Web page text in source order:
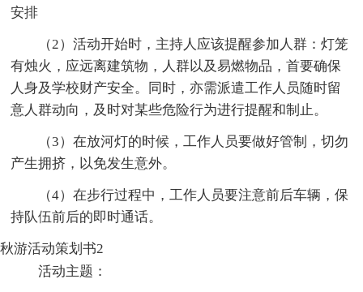
安排
（2）活动开始时，主持人应该提醒参加人群：灯笼
有烛火，应远离建筑物，人群以及易燃物品，首要确保
人身及学校财产安全。同时，亦需派遣工作人员随时留
意人群动向，及时对某些危险行为进行提醒和制止。
（3）在放河灯的时候，工作人员要做好管制，切勿
产生拥挤，以免发生意外。
（4）在步行过程中，工作人员要注意前后车辆，保
持队伍前后的即时通话。
秋游活动策划书2
活动主题：